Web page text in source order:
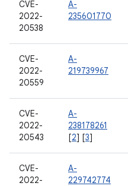
CVE-
2022-
20538
A-
235601770
CVE-
2022-
20559
A-
219739967
CVE-
2022-
20543
A-
238178261
[2] [3]
CVE-
2022-
A-
229742774